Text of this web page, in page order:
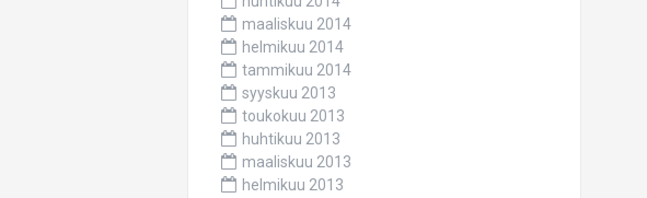
maaliskuu 2014
helmikuu 2014
tammikuu 2014
syyskuu 2013
toukokuu 2013
huhtikuu 2013
maaliskuu 2013
helmikuu 2013